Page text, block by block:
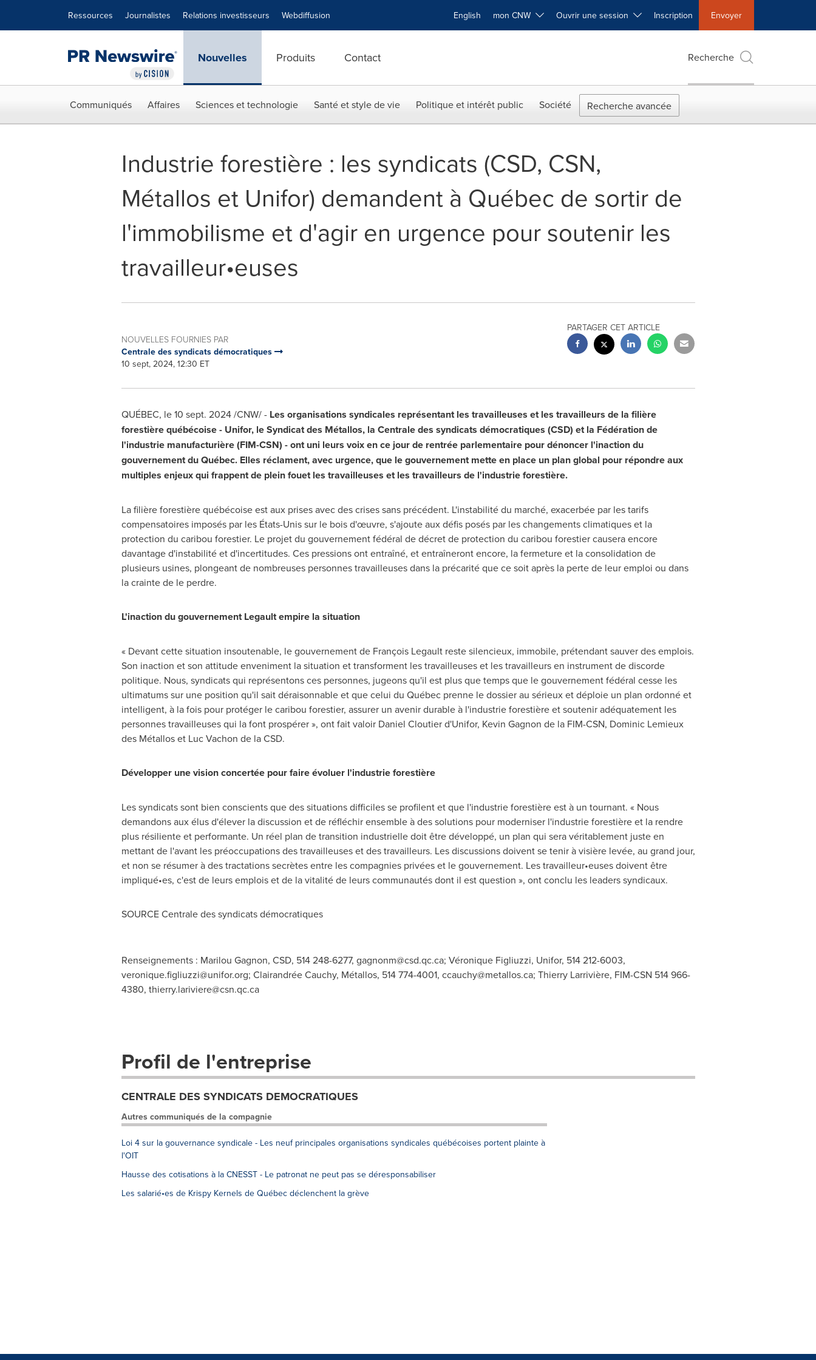
Ressources Journalistes Relations investisseurs Webdiffusion English mon CNW Ouvrir une session Inscription Envoyer
Nouvelles Produits Contact Recherche
Communiqués Affaires Sciences et technologie Santé et style de vie Politique et intérêt public Société Recherche avancée
Industrie forestière : les syndicats (CSD, CSN,
Métallos et Unifor) demandent à Québec de sortir de
l'immobilisme et d'agir en urgence pour soutenir les
travailleur•euses
NOUVELLES FOURNIES PAR
Centrale des syndicats démocratiques
10 sept, 2024, 12:30 ET
PARTAGER CET ARTICLE
QUÉBEC, le10 sept. 2024/CNW/ - Les organisations syndicales représentant les travailleuses et les travailleurs de la filière
forestière québécoise - Unifor, le Syndicat des Métallos, la Centrale des syndicats démocratiques (CSD) et la Fédération de
l'industrie manufacturière (FIM-CSN) - ont uni leurs voix en ce jour de rentrée parlementaire pour dénoncer l'inaction du
gouvernement du Québec. Elles réclament, avec urgence, que le gouvernement mette en place un plan global pour répondre aux
multiples enjeux qui frappent de plein fouet les travailleuses et les travailleurs de l'industrie forestière.
La filière forestière québécoise est aux prises avec des crises sans précédent. L'instabilité du marché, exacerbée par les tarifs
compensatoires imposés par les États-Unis sur le bois d'œuvre, s'ajoute aux défis posés par les changements climatiques et la
protection du caribou forestier. Le projet du gouvernement fédéral de décret de protection du caribou forestier causera encore
davantage d'instabilité et d'incertitudes. Ces pressions ont entraîné, et entraîneront encore, la fermeture et la consolidation de
plusieurs usines, plongeant de nombreuses personnes travailleuses dans la précarité que ce soit après la perte de leur emploi ou dans
la crainte de le perdre.
L'inaction du gouvernement Legault empire la situation
« Devant cette situation insoutenable, le gouvernement de François Legault reste silencieux, immobile, prétendant sauver des emplois.
Son inaction et son attitude enveniment la situation et transforment les travailleuses et les travailleurs en instrument de discorde
politique. Nous, syndicats qui représentons ces personnes, jugeons qu'il est plus que temps que le gouvernement fédéral cesse les
ultimatums sur une position qu'il sait déraisonnable et que celui du Québec prenne le dossier au sérieux et déploie un plan ordonné et
intelligent, à la fois pour protéger le caribou forestier, assurer un avenir durable à l'industrie forestière et soutenir adéquatement les
personnes travailleuses qui la font prospérer », ont fait valoir Daniel Cloutierd'Unifor, Kevin Gagnon de la FIM-CSN, Dominic Lemieux
des Métallos et Luc Vachon de la CSD.
Développer une vision concertée pour faire évoluer l'industrie forestière
Les syndicats sont bien conscients que des situations difficiles se profilent et que l'industrie forestière est à un tournant. « Nous
demandons aux élus d'élever la discussion et de réfléchir ensemble à des solutions pour moderniser l'industrie forestière et la rendre
plus résiliente et performante. Un réel plan de transition industrielle doit être développé, un plan qui sera véritablement juste en
mettant de l'avant les préoccupations des travailleuses et des travailleurs. Les discussions doivent se tenir à visière levée, au grand jour,
et non se résumer à des tractations secrètes entre les compagnies privées et le gouvernement. Les travailleur•euses doivent être
impliqué•es, c'est de leurs emplois et de la vitalité de leurs communautés dont il est question », ont conclu les leaders syndicaux.
SOURCE Centrale des syndicats démocratiques
Renseignements : Marilou Gagnon, CSD, 514 248-6277, gagnonm@csd.qc.ca; Véronique Figliuzzi, Unifor, 514 212-6003,
veronique.figliuzzi@unifor.org; Clairandrée Cauchy, Métallos, 514 774-4001, ccauchy@metallos.ca; Thierry Larrivière, FIM-CSN 514 966-
4380, thierry.lariviere@csn.qc.ca
Profil de l'entreprise
CENTRALE DES SYNDICATS DEMOCRATIQUES
Autres communiqués de la compagnie
Loi 4 sur la gouvernance syndicale - Les neuf principales organisations syndicales québécoises portent plainte à
l'OIT
Hausse des cotisations à la CNESST - Le patronat ne peut pas se déresponsabiliser
Les salarié•es de Krispy Kernels de Québec déclenchent la grève